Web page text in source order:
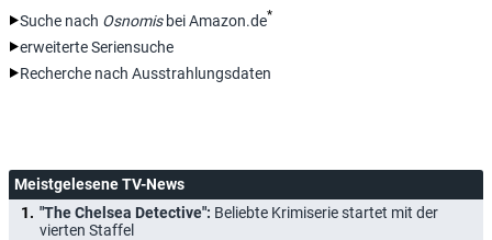
Suche nach Osnomis bei Amazon.de*
erweiterte Seriensuche
Recherche nach Ausstrahlungsdaten
Meistgelesene TV-News
"The Chelsea Detective": Beliebte Krimiserie startet mit der
vierten Staffel